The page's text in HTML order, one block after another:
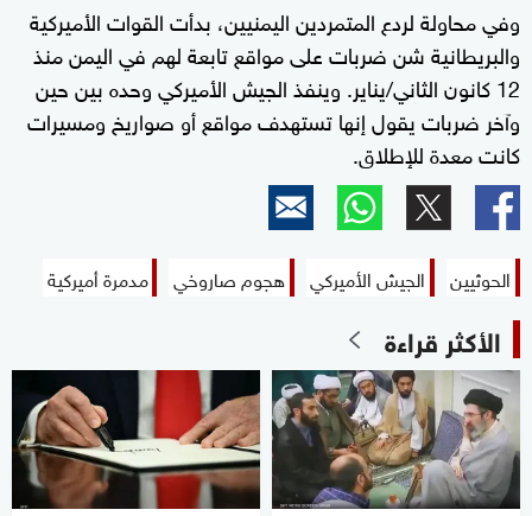
وفي محاولة لردع المتمردين اليمنيين، بدأت القوات الأميركية
والبريطانية شن ضربات على مواقع تابعة لهم في اليمن منذ
12 كانون الثاني/يناير. وينفذ الجيش الأميركي وحده بين حين
وآخر ضربات يقول إنها تستهدف مواقع أو صواريخ ومسيرات
كانت معدة للإطلاق.
الحوثيين الجيش الأميركي هجوم صاروخي مدمرة أميركية
الأكثر قراءة